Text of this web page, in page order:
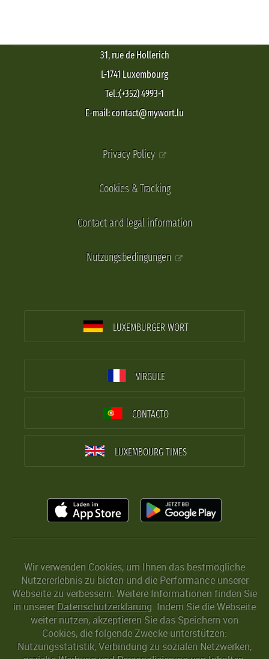
31, rue de Hollerich
L-1741 Luxembourg
Tel.:(+352) 4993-1
E-mail: contact@mywort.lu
Privacy Policy
Cookies & Tracking
Contact and legal information
Nutzungsbedingungen
LUXEMBURGER WORT
VIRGULE
CONTACTO
LUXEMBOURG TIMES
Wir verwenden Cookies, um Ihnen das bestmögliche
Nutzererlebnis zu bieten und die Performance unserer
Webseite zu verbessern. Weitere Informationen finden Sie
in unserer Datenschutzerklärung. Indem Sie die Webseite
weiter nutzen, akzeptieren Sie das Speichern von
Cookies, die folgende Zwecke unterstützen:
Nutzungsstatistik, Verbindung zu sozialen Netzwerken,